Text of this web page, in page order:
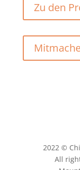
Zu den
2022 ©
All